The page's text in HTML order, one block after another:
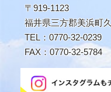
〒919-1123
福井県三方郡美浜町
TEL：0770-32-0239
FAX：0770-32-5784